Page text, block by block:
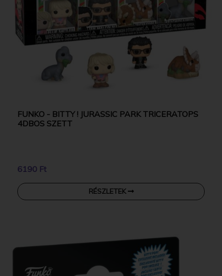
FUNKO - BITTY ! JURASSIC PARK TRICERATOPS
4DBOS SZETT
6190 Ft
RÉSZLETEK